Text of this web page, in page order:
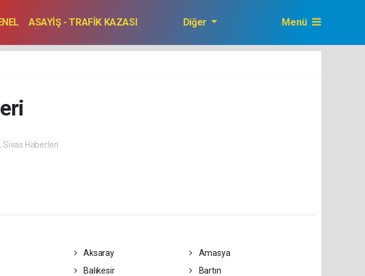
ASAYİŞ - TRAFİK KAZASI
Diğer Menü
Sivas Haberleri
Aksaray
Amasya
Balıkesir
Bartın